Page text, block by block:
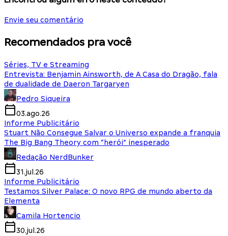
Envie seu comentário
Recomendados pra você
Séries, TV e Streaming
Entrevista: Benjamin Ainsworth, de A Casa do Dragão, fala
de dualidade de Daeron Targaryen
Pedro Siqueira
03.ago.26
Informe Publicitário
Stuart Não Consegue Salvar o Universo expande a franquia
The Big Bang Theory com “herói” inesperado
Redação NerdBunker
31.jul.26
Informe Publicitário
Testamos Silver Palace: O novo RPG de mundo aberto da
Elementa
Camila Hortencio
30.jul.26